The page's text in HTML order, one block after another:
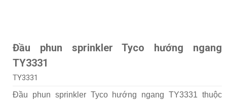
Đầu phun sprinkler Tyco hướng ngang
TY3331
TY3331
Đầu phun sprinkler Tyco hướng ngang TY3331 thuộc